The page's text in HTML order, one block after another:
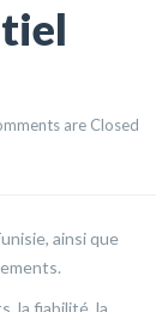
are Closed
ainsi que
la fiabilité, la